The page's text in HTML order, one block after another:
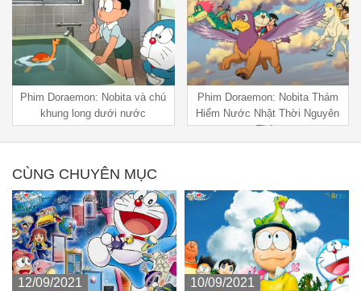
Phim Doraemon: Nobita Thám
Hiểm Nước Nhật Thời Nguyên
Thủy
Doraemon Nobita Và Những
Hiệp Sĩ Không Gian 2015 bản
lồng tiếng
CÙNG CHUYÊN MỤC
12/09/2021 10/09/2021